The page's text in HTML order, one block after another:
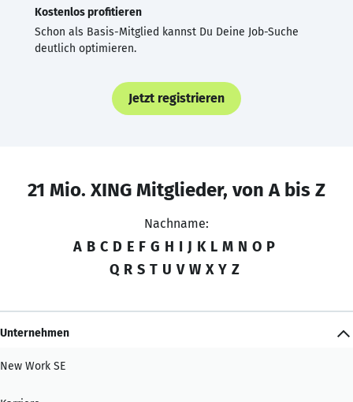
Kostenlos profitieren
Schon als Basis-Mitglied kannst Du Deine Job-Suche
deutlich optimieren.
Jetzt registrieren
21 Mio. XING Mitglieder, von A bis Z
Nachname:
A B C D E F G H I J K L M N O P
Q R S T U V W X Y Z
Unternehmen
New Work SE